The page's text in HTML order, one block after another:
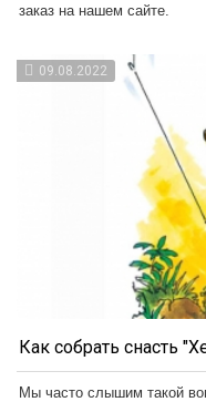
заказ на нашем сайте.
09.08.2022
Как собрать снасть
Мы часто слышим такой